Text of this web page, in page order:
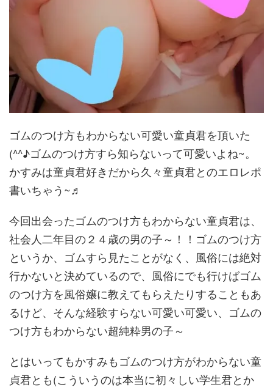
ゴムのつけ方もわからない可愛い童貞君を頂いた
(^^♪ゴムのつけ方すら知らないって可愛いよね~。
かすみは童貞君好きだから久々童貞君とのエロレポ
書いちゃう~♬
今回出会ったゴムのつけ方もわからない童貞君は、
社会人二年目の２４歳の男の子～！！ゴムのつけ方
というか、ゴムすら見たことがなく、風俗には絶対
行かないと決めているので、風俗にでも行けばゴム
のつけ方を風俗嬢に教えてもらえたりすることもあ
るけど、そんな経験すらない可愛い可愛い、ゴムの
つけ方もわからない超純粋男の子～
とはいってもかすみもゴムのつけ方がわからない童
貞君とも(こういうのは本当に初々しい学生君とか